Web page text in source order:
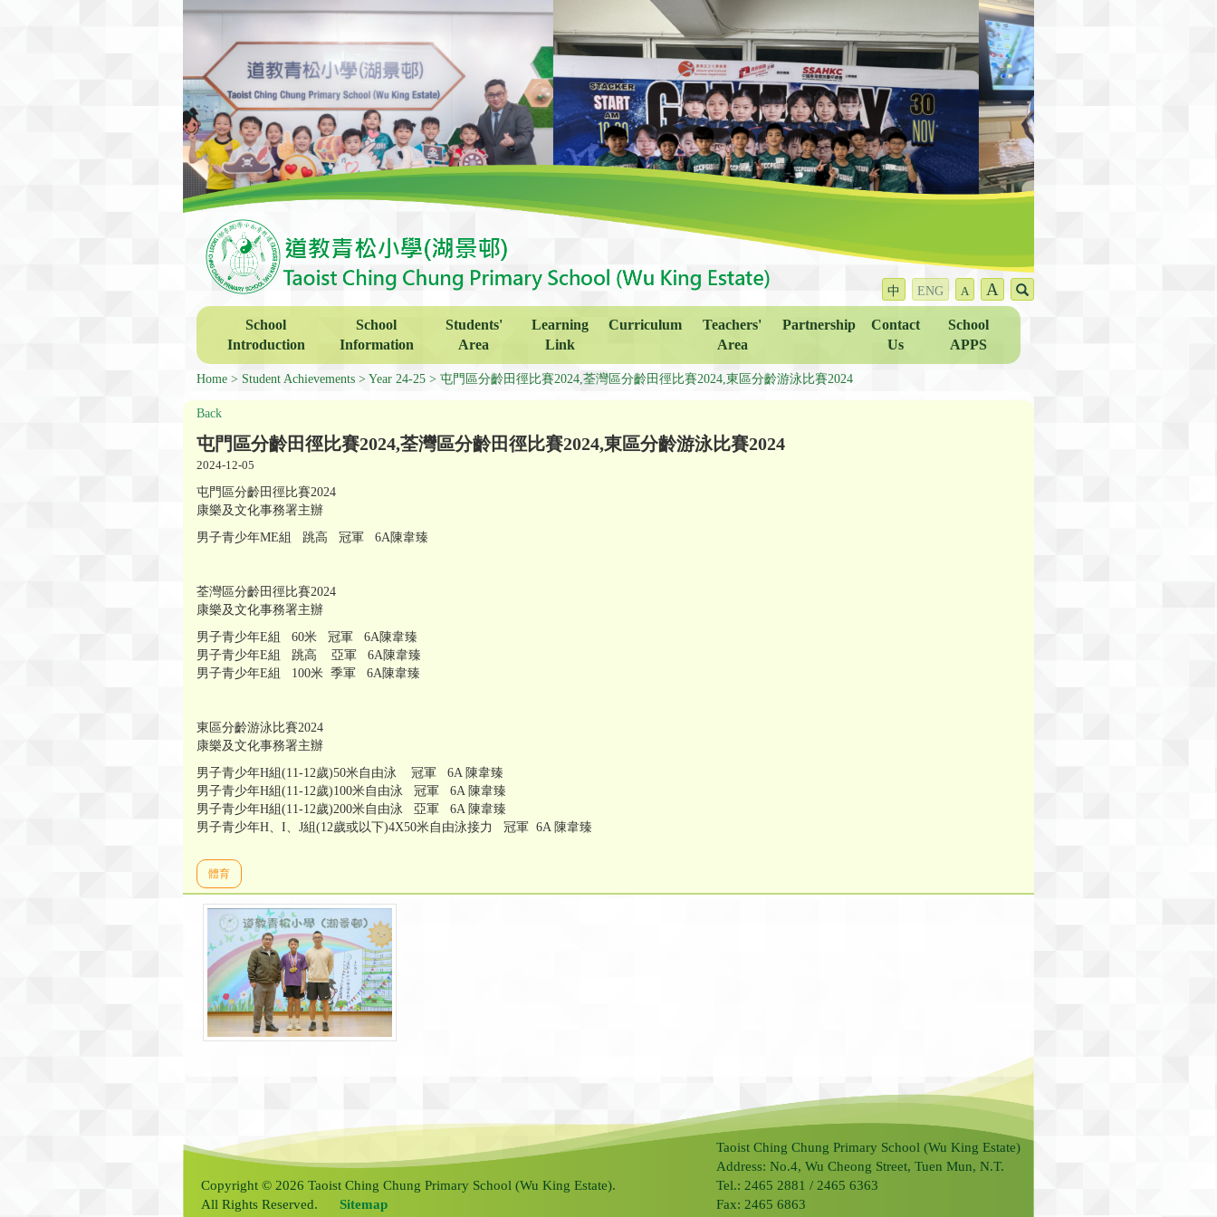
中 ENG A A
School
Introduction
School
Information
Students'
Area
Learning
Link
Curriculum
Teachers'
Area
Partnership
Contact
Us
School
APPS
Home Student Achievements Year 24-25 屯門區分齡田徑比賽2024,荃灣區分齡田徑比賽2024,東區分齡游泳比賽2024
Back
屯門區分齡田徑比賽2024,荃灣區分齡田徑比賽2024,東區分齡游泳比賽2024
2024-12-05
屯門區分齡田徑比賽2024
康樂及文化事務署主辦
男子青少年ME組 跳高 冠軍 6A陳韋臻
荃灣區分齡田徑比賽2024
康樂及文化事務署主辦
男子青少年E組 60米 冠軍 6A陳韋臻
男子青少年E組 跳高 亞軍 6A陳韋臻
男子青少年E組 100米 季軍 6A陳韋臻
東區分齡游泳比賽2024
康樂及文化事務署主辦
男子青少年H組(11-12歲)50米自由泳 冠軍 6A 陳韋臻
男子青少年H組(11-12歲)100米自由泳 冠軍 6A 陳韋臻
男子青少年H組(11-12歲)200米自由泳 亞軍 6A 陳韋臻
男子青少年H、I、J組(12歲或以下)4X50米自由泳接力 冠軍 6A 陳韋臻
體育
Taoist Ching Chung Primary School (Wu King Estate)
Address: No.4, Wu Cheong Street, Tuen Mun, N.T.
Tel.: 2465 2881 / 2465 6363
Fax: 2465 6863
Copyright © 2026 Taoist Ching Chung Primary School (Wu King Estate).
All Rights Reserved.
Sitemap